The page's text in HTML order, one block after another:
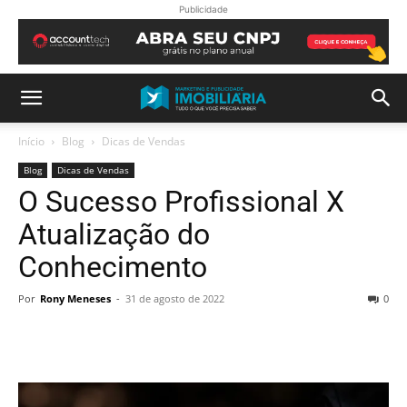
Publicidade
Início Blog Dicas de Vendas
Blog Dicas de Vendas
O Sucesso Profissional X
Atualização do
Conhecimento
Por Rony Meneses - 31 de agosto de 2022 0